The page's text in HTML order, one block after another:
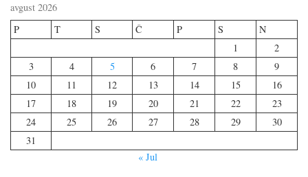
avgust 2026
P
T S Č P S
N
1
2
3
4 5 6 7 8
9
10
11 12 13 14 15
16
17
18 19 20 21 22
23
24
25 26 27 28 29
30
31
« Jul